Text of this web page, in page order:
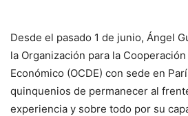
Desde el pasado 1 de junio, Ángel
la Organización para la
Económico (OCDE) con sede en
quinquenios de permanecer al
experiencia y sobre todo por su